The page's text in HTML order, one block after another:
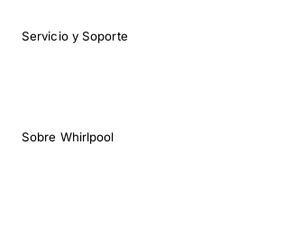
Servicio y Soporte
Sobre Whirlpool